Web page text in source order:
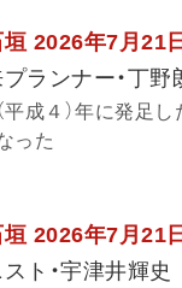
垣 2026年7月21
ランナー・丁野
平成４）年に発足
った
垣 2026年7月21
ト・宇津井輝史